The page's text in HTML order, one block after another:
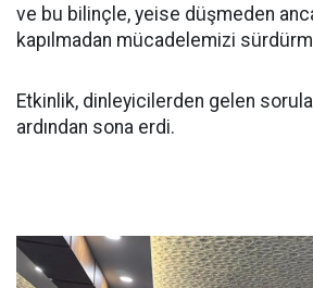
ve bu bilinçle, yeise düşmeden
kapılmadan mücadelemizi
Etkinlik, dinleyicilerden gelen
ardından sona erdi.